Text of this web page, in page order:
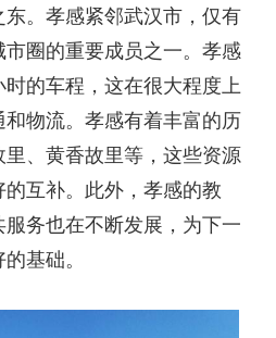
。孝感紧邻武汉市，仅有
圈的重要成员之一。孝感
的车程，这在很大程度上
物流。孝感有着丰富的历
、黄香故里等，这些资源
互补。此外，孝感的教
务也在不断发展，为下一
基础。